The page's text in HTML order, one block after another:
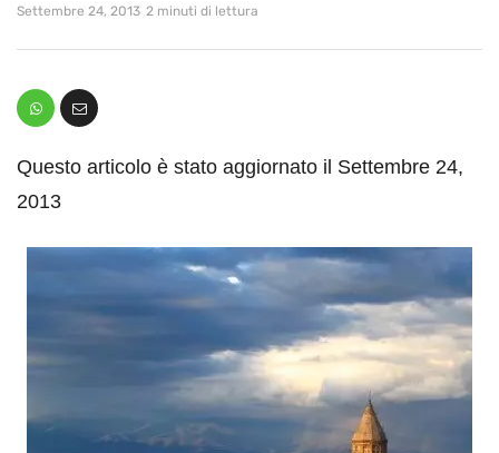
Settembre 24, 2013 2 minuti di lettura
Questo articolo è stato aggiornato il Settembre 24,
2013